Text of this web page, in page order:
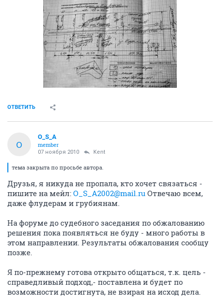
ОТВЕТИТЬ
O
O_S_A
member
07 ноября 2010 Kent
тема закрыта по просьбе автора.
Друзья, я никуда не пропала, кто хочет связаться -
пишите на мейл: O_S_A2002@mail.ru Отвечаю всем,
даже флудерам и грубиянам.
На форуме до судебного заседания по обжалованию
решения пока появляться не буду - много работы в
этом направлении. Результаты обжалования сообщу
позже.
Я по-прежнему готова открыто общаться, т.к. цель -
справедливый подход,- поставлена и будет по
возможности достигнута, не взирая на исход дела.